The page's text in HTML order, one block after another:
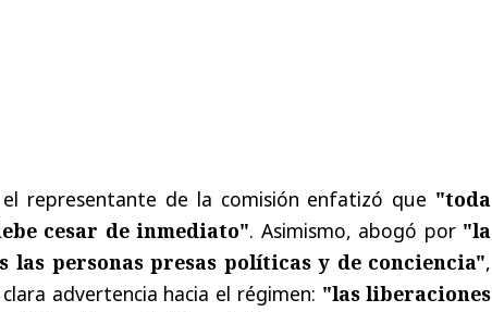
representante de la comisión enfatizó que "toda
cesar de inmediato". Asimismo, abogó por "la
las personas presas políticas y de conciencia",
advertencia hacia el régimen: "las liberaciones